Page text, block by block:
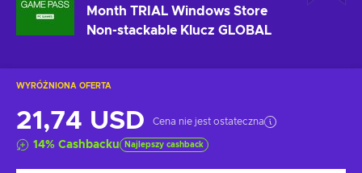
Month TRIAL Windows Store
Non-stackable Klucz GLOBAL
WYRÓŻNIONA OFERTA
21,74 USD Cena nie jest ostateczna
14% Cashbacku Najlepszy cashback